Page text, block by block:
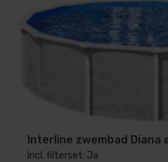
Interline zwembad Diana
Incl. filterset: Ja